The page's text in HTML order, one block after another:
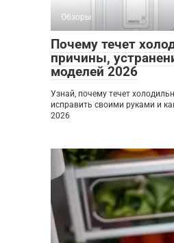
Обзоры
Почему течет
причины,
моделей 2026
Узнай, почему течет
исправить своими руками и
2026